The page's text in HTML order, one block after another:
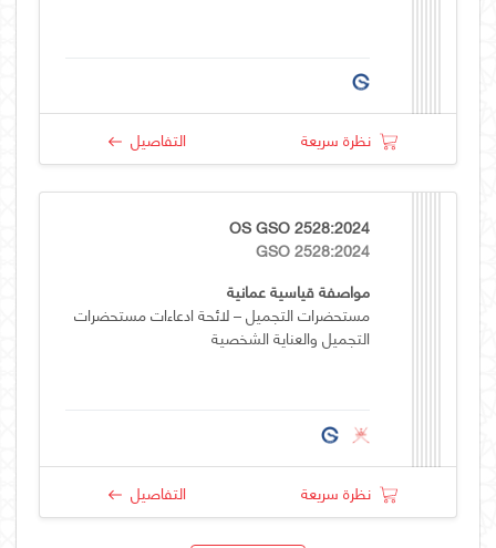
نظرة سريعة التفاصيل
OS GSO 2528:2024
GSO 2528:2024
مواصفة قياسية عمانية
مستحضرات التجميل – لائحة ادعاءات مستحضرات
التجميل والعناية الشخصية
نظرة سريعة التفاصيل